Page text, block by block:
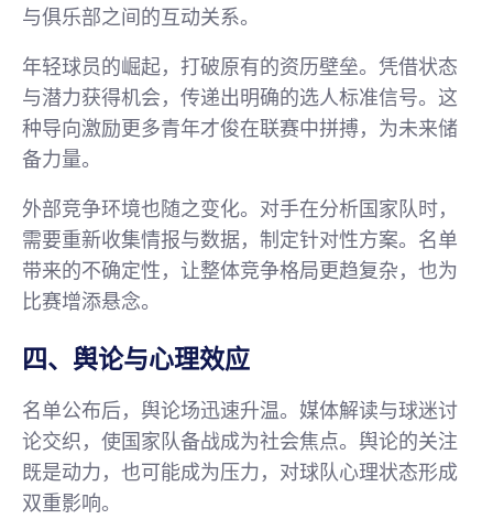
与俱乐部之间的互动关系。
年轻球员的崛起，打破原有的资历壁垒。凭借状态
与潜力获得机会，传递出明确的选人标准信号。这
种导向激励更多青年才俊在联赛中拼搏，为未来储
备力量。
外部竞争环境也随之变化。对手在分析国家队时，
需要重新收集情报与数据，制定针对性方案。名单
带来的不确定性，让整体竞争格局更趋复杂，也为
比赛增添悬念。
四、舆论与心理效应
名单公布后，舆论场迅速升温。媒体解读与球迷讨
论交织，使国家队备战成为社会焦点。舆论的关注
既是动力，也可能成为压力，对球队心理状态形成
双重影响。